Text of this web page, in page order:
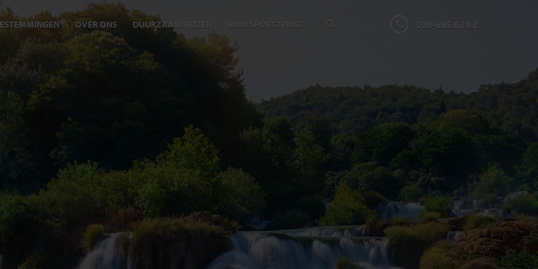
OVER ONS DUURZAAM REIZEN MIJN SHOESTRING 020-685 02 03